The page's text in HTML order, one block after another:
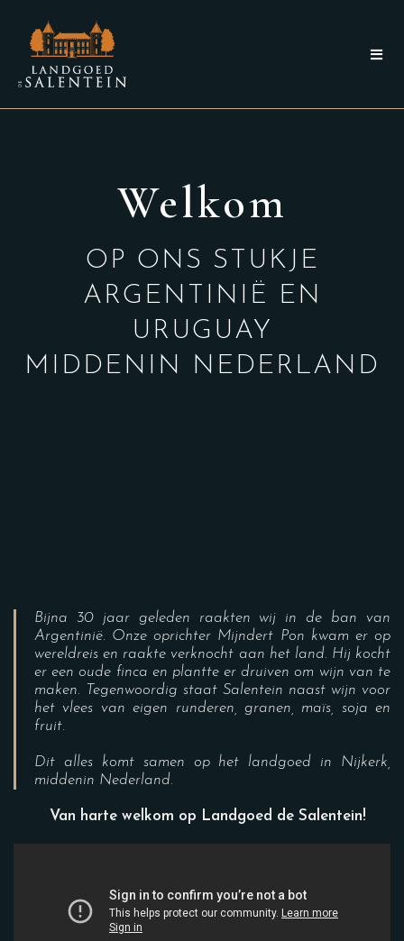
Welkom
OP ONS STUKJE
ARGENTINIË EN
URUGUAY
MIDDENIN NEDERLAND
Bijna 30 jaar geleden raakten wij in de ban van
Argentinië. Onze oprichter Mijndert Pon kwam er op
wereldreis en raakte verknocht aan het land. Hij kocht
er een oude finca en plantte er druiven om wijn van te
maken. Tegenwoordig staat Salentein naast wijn voor
het vlees van eigen runderen, granen, maïs, soja en
fruit.
Dit alles komt samen op het landgoed in Nijkerk,
middenin Nederland.
Van harte welkom op Landgoed de Salentein!